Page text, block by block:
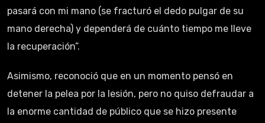
pasará con mi mano (se fracturó el dedo pulgar de su
mano derecha) y dependerá de cuánto tiempo me lleve
la recuperación”.
Asimismo, reconoció que en un momento pensó en
detener la pelea por la lesión, pero no quiso defraudar a
la enorme cantidad de público que se hizo presente